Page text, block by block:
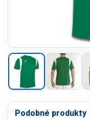
Podobné produkty